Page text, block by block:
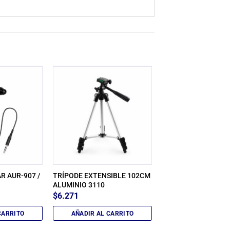
AUR-907 /
TRÍPODE EXTENSIBLE 102CM
ALUMINIO 3110
$6.271
AÑADIR AL CARRITO